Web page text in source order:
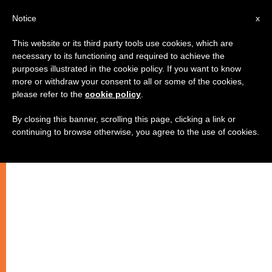
٣ افكار روحية حول روحانية المرسل
لا يمكن لاحد ان يبشر بالمسيح، ما لم
x
Notice
This website or its third party tools use cookies, which are
necessary to its functioning and required to achieve the
purposes illustrated in the cookie policy. If you want to know
more or withdraw your consent to all or some of the cookies,
please refer to the cookie policy
By closing this banner, scrolling this page, clicking a link or
continuing to browse otherwise, you agree to the use of cookies.